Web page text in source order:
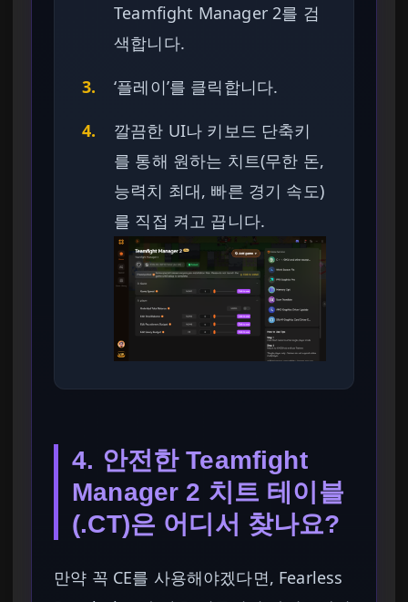
Teamfight Manager 2를 검
색합니다.
3.
‘플레이’를 클릭합니다.
4.
깔끔한 UI나 키보드 단축키
를 통해 원하는 치트(무한 돈,
능력치 최대, 빠른 경기 속도)
를 직접 켜고 끕니다.
4. 안전한 Teamfight
Manager 2 치트 테이블
(.CT)은 어디서 찾나요?
만약 꼭 CE를 사용해야겠다면, Fearless